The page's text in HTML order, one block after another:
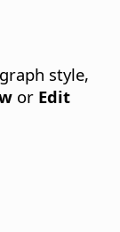
style,
or Edit